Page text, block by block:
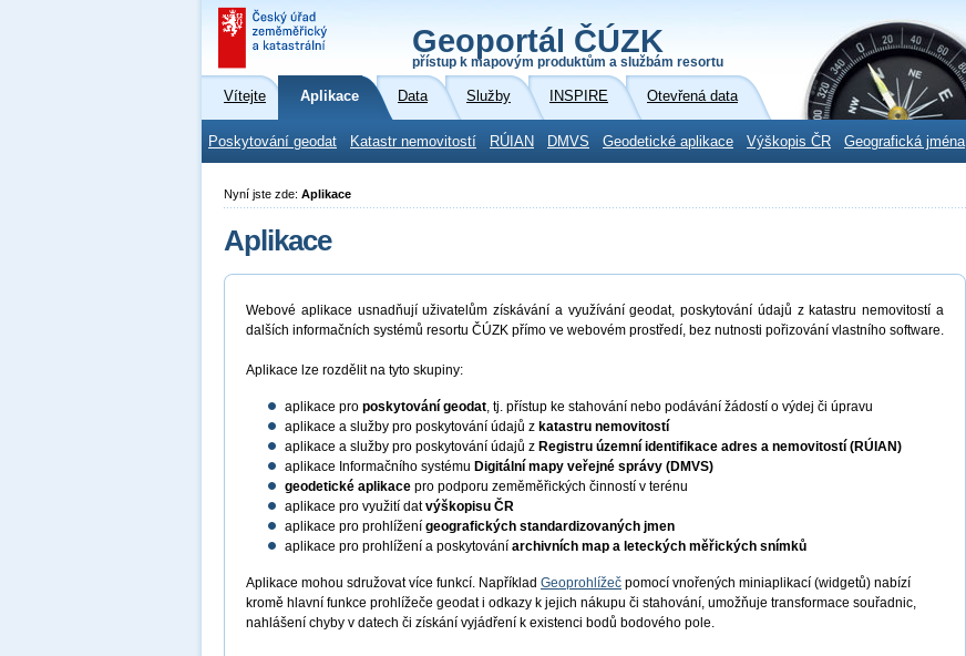
Geoportál ČÚZK
přístup k mapovým produktům a službám resortu
Vítejte Aplikace Data Služby INSPIRE Otevřená data
Poskytování geodat Katastr nemovitostí RÚIAN DMVS Geodetické aplikace Výškopis ČR Geografická jména
Nyní jste zde: Aplikace
Aplikace
Webové aplikace usnadňují uživatelům získávání a využívání geodat, poskytování údajů z katastru nemovitostí a
dalších informačních systémů resortu ČÚZK přímo ve webovém prostředí, bez nutnosti pořizování vlastního software.
Aplikace lze rozdělit na tyto skupiny:
aplikace pro poskytování geodat, tj. přístup ke stahování nebo podávání žádostí o výdej či úpravu
aplikace a služby pro poskytování údajů z katastru nemovitostí
aplikace a služby pro poskytování údajů z Registru územní identifikace adres a nemovitostí (RÚIAN)
aplikace Informačního systému Digitální mapy veřejné správy (DMVS)
geodetické aplikace pro podporu zeměměřických činností v terénu
aplikace pro využití datvýškopisu ČR
aplikace pro prohlížení geografických standardizovaných jmen
aplikace pro prohlížení a poskytování archivních map a leteckých měřických snímků
Aplikace mohou sdružovat více funkcí. Například Geoprohlížeč pomocí vnořených miniaplikací (widgetů) nabízí
kromě hlavní funkce prohlížeče geodat i odkazy k jejich nákupu či stahování, umožňuje transformace souřadnic,
nahlášení chyby v datech či získání vyjádření k existenci bodů bodového pole.